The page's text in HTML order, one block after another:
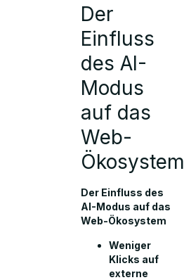
Der
Einfluss
des AI-
Modus
auf das
Web-
Ökosystem
Der Einfluss des
AI-Modus auf das
Web-Ökosystem
Weniger
Klicks auf
externe